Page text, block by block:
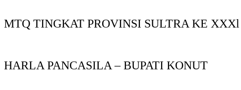
MTQ TINGKAT PROVINSI SULTRA KE
HARLA PANCASILA – BUPATI KONUT